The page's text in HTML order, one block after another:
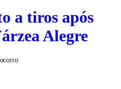
a tiros após
Alegre